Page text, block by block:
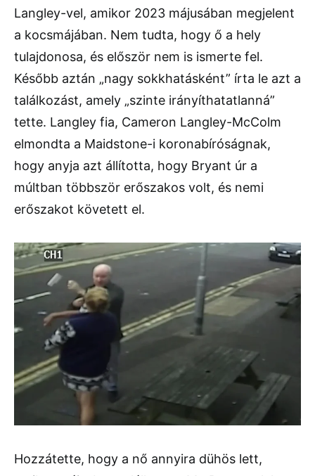
Langley-vel, amikor 2023 májusában megjelent
a kocsmájában. Nem tudta, hogy ő a hely
tulajdonosa, és először nem is ismerte fel.
Később aztán „nagy sokkhatásként” írta le azt a
találkozást, amely „szinte irányíthatatlanná”
tette. Langley fia, Cameron Langley-McColm
elmondta a Maidstone-i koronabíróságnak,
hogy anyja azt állította, hogy Bryant úr a
múltban többször erőszakos volt, és nemi
erőszakot követett el.
Hozzátette, hogy a nő annyira dühös lett,